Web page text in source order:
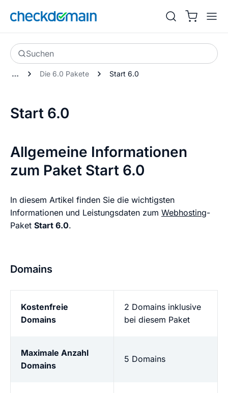
Suchen
Die 6.0 Pakete Start 6.0
Start 6.0
Allgemeine Informationen
zum Paket Start 6.0
In diesem Artikel finden Sie die wichtigsten
Informationen und Leistungsdaten zum Webhosting-
Paket Start 6.0.
Domains
Kostenfreie
Domains
2 Domains inklusive
bei diesem Paket
Maximale Anzahl
Domains
5 Domains